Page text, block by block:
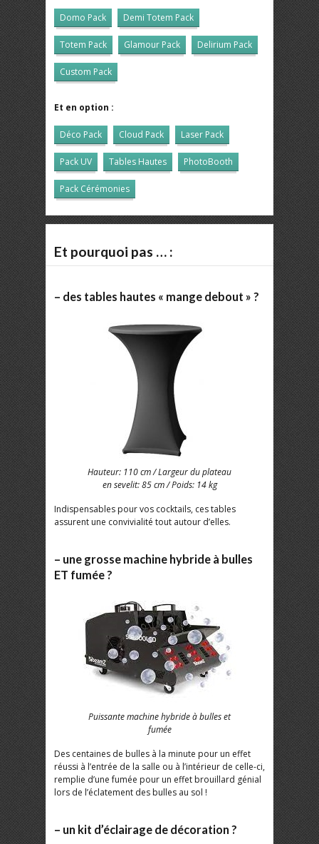
Domo Pack Demi Totem Pack
Totem Pack Glamour Pack Delirium Pack
Custom Pack
Et en option :
Déco Pack Cloud Pack Laser Pack
Pack UV Tables Hautes PhotoBooth
Pack Cérémonies
Et pourquoi pas … :
– des tables hautes « mange debout » ?
Hauteur: 110 cm / Largeur du plateau
en sevelit: 85 cm / Poids: 14 kg
Indispensables pour vos cocktails, ces tables
assurent une convivialité tout autour d’elles.
– une grosse machine hybride à bulles
ET fumée ?
Puissante machine hybride à bulles et
fumée
Des centaines de bulles à la minute pour un effet
réussi à l’entrée de la salle ou à l’intérieur de celle-ci,
remplie d’une fumée pour un effet brouillard génial
lors de l’éclatement des bulles au sol !
– un kit d’éclairage de décoration ?